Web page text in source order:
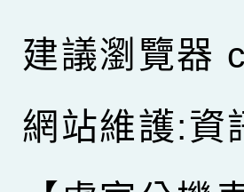
建議瀏覽器
網站維護:資